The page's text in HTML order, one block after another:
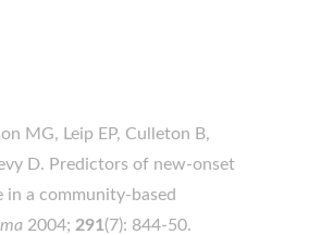
MG, Leip EP, Culleton B,
D. Predictors of new-onset
in a community-based
2004; 291(7): 844-50.